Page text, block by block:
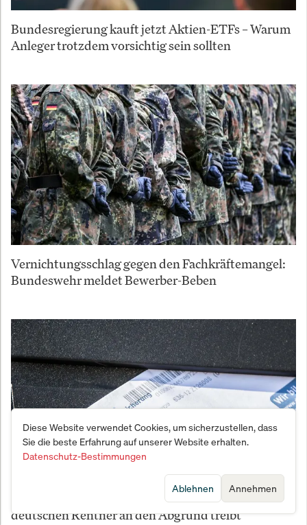
Bundesregierung kauft jetzt Aktien-ETFs – Warum
Anleger trotzdem vorsichtig sein sollten
Vernichtungsschlag gegen den Fachkräftemangel:
Bundeswehr meldet Bewerber-Beben
Wie der Geheim-Plan von Merz und Bas die
deutschen Rentner an den Abgrund treibt
Diese Website verwendet Cookies, um sicherzustellen, dass
Sie die beste Erfahrung auf unserer Website erhalten.
Datenschutz-Bestimmungen
Annehmen
Ablehnen